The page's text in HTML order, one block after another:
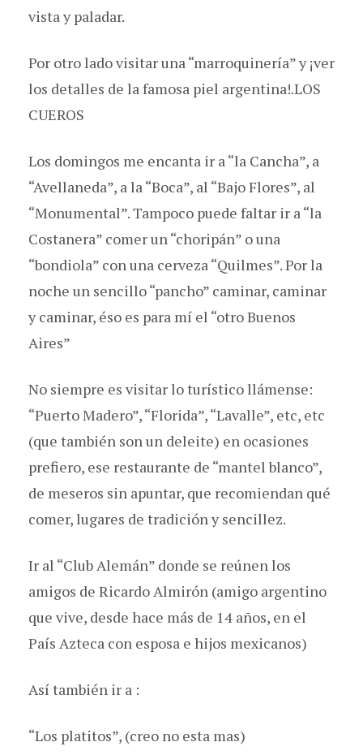
vista y paladar.
Por otro lado visitar una “marroquinería” y ¡ver
los detalles de la famosa piel argentina!.LOS
CUEROS
Los domingos me encanta ir a “la Cancha”, a
“Avellaneda”, a la “Boca”, al “Bajo Flores”, al
“Monumental”. Tampoco puede faltar ir a “la
Costanera” comer un “choripán” o una
“bondiola” con una cerveza “Quilmes”. Por la
noche un sencillo “pancho” caminar, caminar
y caminar, éso es para mí el “otro Buenos
Aires”
No siempre es visitar lo turístico llámense:
“Puerto Madero”, “Florida”, “Lavalle”, etc, etc
(que también son un deleite) en ocasiones
prefiero, ese restaurante de “mantel blanco”,
de meseros sin apuntar, que recomiendan qué
comer, lugares de tradición y sencillez.
Ir al “Club Alemán” donde se reúnen los
amigos de Ricardo Almirón (amigo argentino
que vive, desde hace más de 14 años, en el
País Azteca con esposa e hijos mexicanos)
Así también ir a :
“Los platitos”, (creo no esta mas)